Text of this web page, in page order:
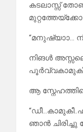
കടലാസ്സ്
“മനുഷ്യാാ…
നിങൾ
ആ
ഞാൻ